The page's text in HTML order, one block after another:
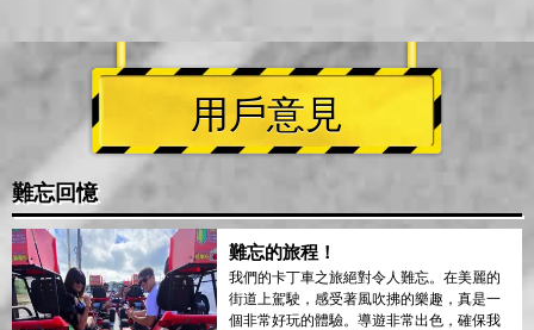
用戶意見
難忘回憶
難忘的旅程！
我們的卡丁車之旅絕對令人難忘。在美麗的
街道上駕駛，感受著風吹拂的樂趣，真是一
個非常好玩的體驗。導遊非常出色，確保我